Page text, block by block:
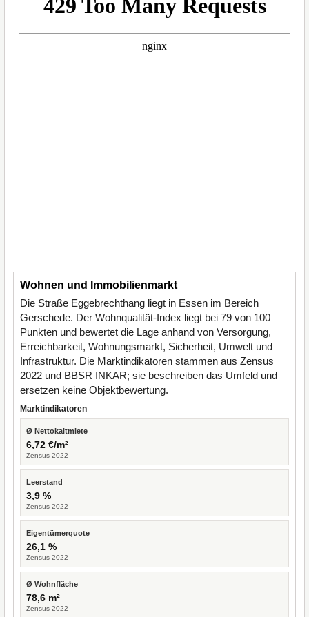
Wohnen und Immobilienmarkt
Die Straße Eggebrechthang liegt in Essen im Bereich
Gerschede. Der Wohnqualität-Index liegt bei 79 von 100
Punkten und bewertet die Lage anhand von Versorgung,
Erreichbarkeit, Wohnungsmarkt, Sicherheit, Umwelt und
Infrastruktur. Die Marktindikatoren stammen aus Zensus
2022 und BBSR INKAR; sie beschreiben das Umfeld und
ersetzen keine Objektbewertung.
Marktindikatoren
Ø Nettokaltmiete
6,72 €/m²
Zensus 2022
Leerstand
3,9 %
Zensus 2022
Eigentümerquote
26,1 %
Zensus 2022
Ø Wohnfläche
78,6 m²
Zensus 2022